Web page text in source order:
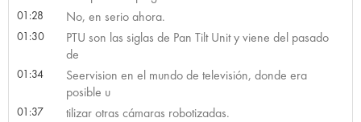
01:28 No, en serio ahora.
01:30
PTU son las siglas de Pan Tilt Unit y viene del pasado
de
01:34
Seervision en el mundo de televisión, donde era
posible u
01:37 tilizar otras cámaras robotizadas.